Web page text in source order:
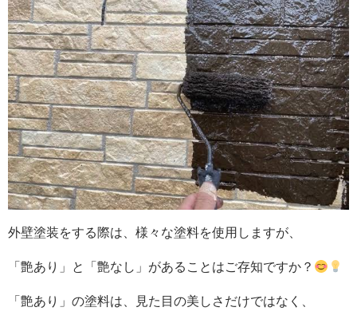
外壁塗装をする際は、様々な塗料を使用しますが、
「艶あり」と「艶なし」があることはご存知ですか？
「艶あり」の塗料は、見た目の美しさだけではなく、